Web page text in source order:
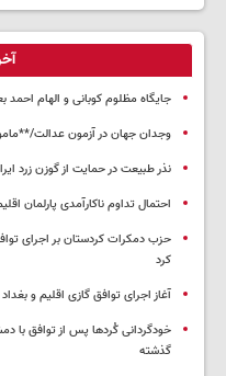
جایگاه مظلوم کوبانی و الهام احمد
وجدان جهان در آزمون عدالت/
نذر طبیعت در حمایت از گوزن زرد
احتمال تداوم ناکارآمدی پارلمان
حزب دمکرات کردستان بر اجرای
کرد
آغاز اجرای توافق گازی اقلیم و
خودگردانی کُردها پس از توافق
گذشته